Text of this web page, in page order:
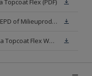
Flex (PDF)
Sikkens Exterior Wallpaints B - EPD of Milieuproductverklaring
Veiligheidsinformatieblad Alpha Topcoat Flex White W05 (MSDS)